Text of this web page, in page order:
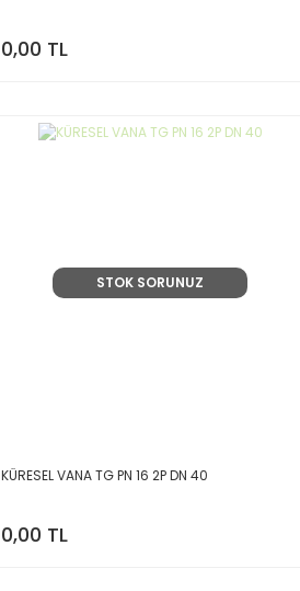
0,00 TL
STOK SORUNUZ
KÜRESEL VANA TG PN 16 2P DN 40
0,00 TL